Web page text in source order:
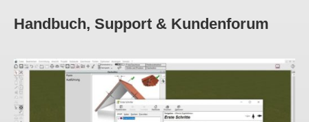
Handbuch, Support & Kundenforum